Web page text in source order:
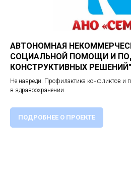
АВТОНОМНАЯ
СОЦИАЛЬНОЙ ПОМОЩИ И
КОНСТРУКТИВНЫХ РЕШЕНИЙ"
Не навреди. Профилактика конфликтов и
в здравоохранении
ПОДРОБНЕЕ О ПРОЕКТЕ